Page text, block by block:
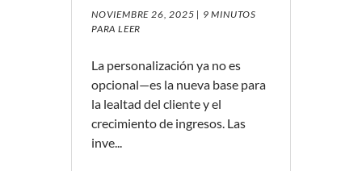
NOVIEMBRE 26, 2025 | 9 MINUTOS
PARA LEER
La personalización ya no es
opcional—es la nueva base para
la lealtad del cliente y el
crecimiento de ingresos. Las
inve...